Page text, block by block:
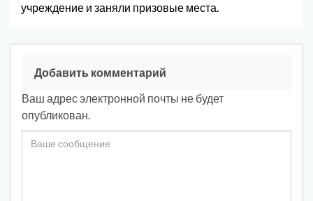
учреждение и заняли призовые места.
Добавить комментарий
Ваш адрес электронной почты не будет
опубликован.